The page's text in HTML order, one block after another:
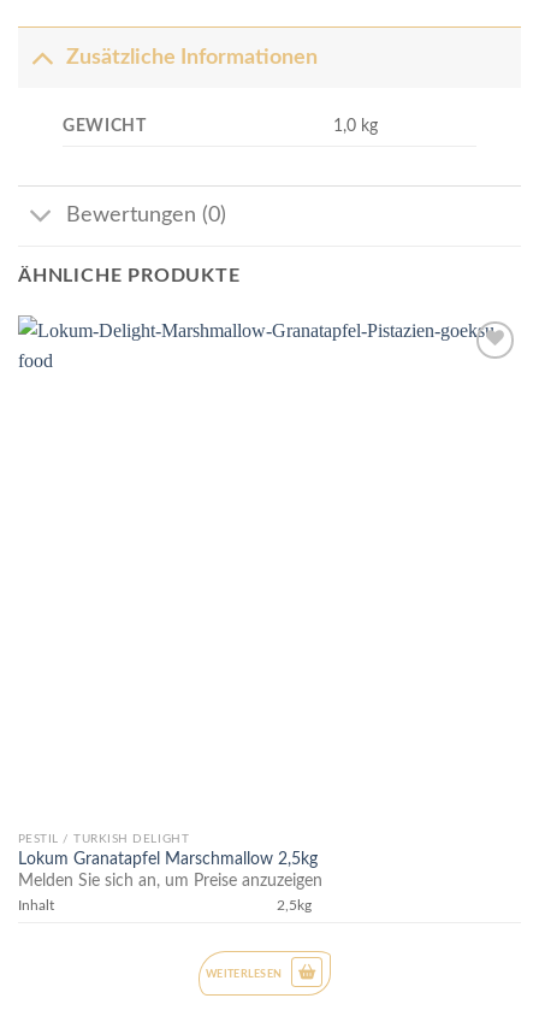
Zusätzliche Informationen
GEWICHT 1,0 kg
Bewertungen (0)
ÄHNLICHE PRODUKTE
PESTIL / TURKISH DELIGHT
Lokum Granatapfel Marschmallow 2,5kg
Melden Sie sich an, um Preise anzuzeigen
Inhalt 2,5kg
WEITERLESEN